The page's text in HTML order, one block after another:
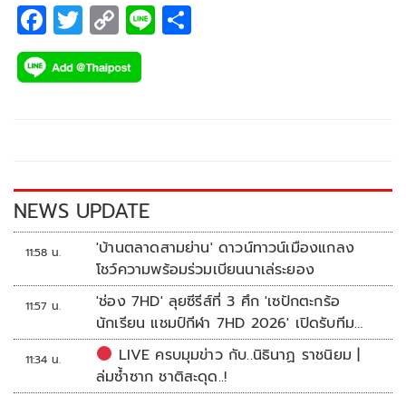
F
ac
e
k
T
wi
tt
C
o
p
k
Li
NEWS UPDATE
11:58 น.
'บ้านตลาดสามย่าน' ดาวน์ทาวน์เมืองแกลง
โชว์ความพร้อมร่วมเบียนนาเล่ระยอง
11:57 น.
'ช่อง 7HD' ลุยซีรีส์ที่ 3 ศึก 'เซปักตะกร้อ
นักเรียน แชมป์กีฬา 7HD 2026' เปิดรับทีม
หญิงครั้งแรก
11:34 น.
LIVE ครบมุมข่าว กับ..นิธินาฏ ราชนิยม |
ล่มซ้ำซาก ชาติสะดุด..!